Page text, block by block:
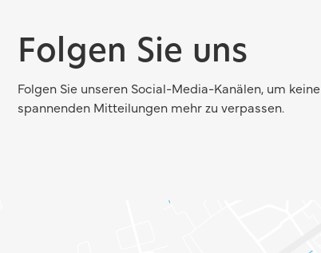
Folgen Sie uns
Folgen Sie unseren Social-Media-Kanälen, um keine
spannenden Mitteilungen mehr zu verpassen.